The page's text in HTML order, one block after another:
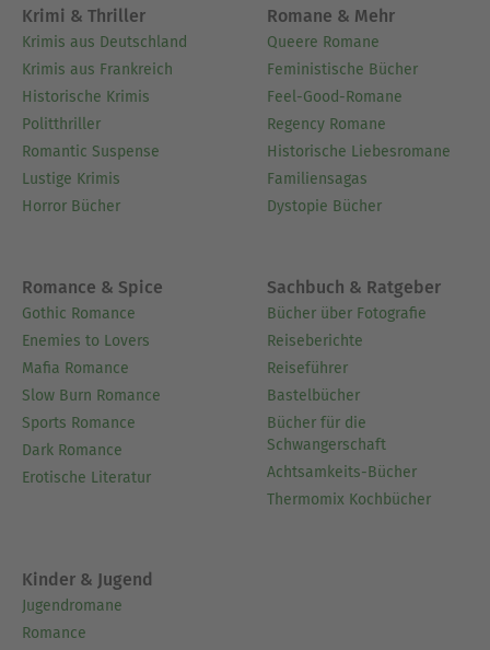
Krimi & Thriller
Krimis aus Deutschland
Krimis aus Frankreich
Historische Krimis
Politthriller
Romantic Suspense
Lustige Krimis
Horror Bücher
Romane & Mehr
Queere Romane
Feministische Bücher
Feel-Good-Romane
Regency Romane
Historische Liebesromane
Familiensagas
Dystopie Bücher
Romance & Spice
Gothic Romance
Enemies to Lovers
Mafia Romance
Slow Burn Romance
Sports Romance
Dark Romance
Erotische Literatur
Sachbuch & Ratgeber
Bücher über Fotografie
Reiseberichte
Reiseführer
Bastelbücher
Bücher für die
Schwangerschaft
Achtsamkeits-Bücher
Thermomix Kochbücher
Kinder & Jugend
Jugendromane
Romance